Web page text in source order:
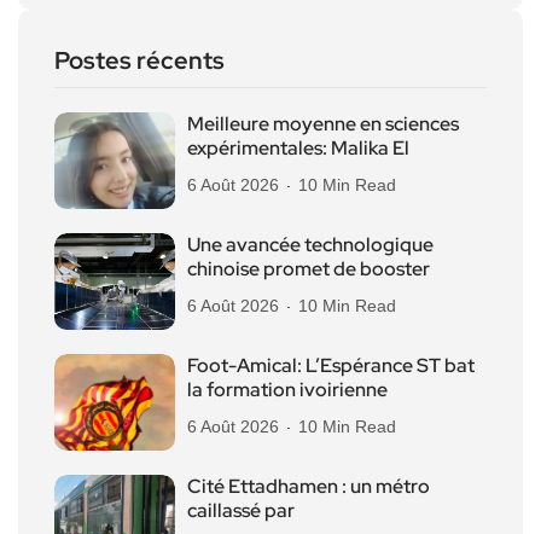
Postes récents
Meilleure moyenne en sciences
expérimentales: Malika El
6 Août 2026 10 Min Read
Une avancée technologique
chinoise promet de booster
6 Août 2026 10 Min Read
Foot-Amical: L’Espérance ST bat
la formation ivoirienne
6 Août 2026 10 Min Read
Cité Ettadhamen : un métro
caillassé par